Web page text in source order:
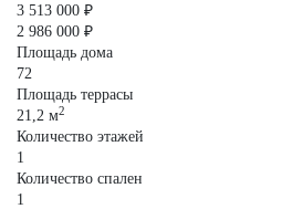
3 513 000 ₽
2 986 000 ₽
Площадь дома
72
Площадь террасы
21,2 м2
Количество этажей
1
Количество спален
1